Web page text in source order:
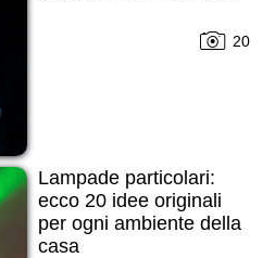
20
Lampade particolari:
ecco 20 idee originali
per ogni ambiente della
casa